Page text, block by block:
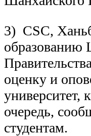
3) CSC,
образованию
оценку и
университет,
очередь,
студентам.